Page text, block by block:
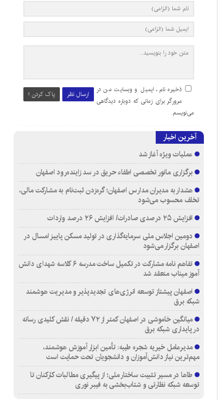
ارسال نظر پاک کردن !
ذخیره نام، ایمیل و وبسایت من در
مرورگر برای زمانی که دوباره دیدگاهی
می‌نویسم.
آخرین اخبار
عملیات ویژه آغاز شد
برگزاری مانور تخصصی اطفاء حریق در سد زاینده‌رود اصفهان
هشدار به مدیران مدارس اصفهان؛ گره‌زدن ثبت‌نام به مشارکت مالی،
تخلف محسوب می‌شود
افزایش ۲۵ درصدی صادرات/ افزایش ۲۶ درصد واردات
دومین اجلاس ملی سرمایه‌گذاری در تولید مسکن پاییز امسال در
اصفهان برگزار می‌شود
تفاهم نامه مشارکت در تکمیل ساخت مدرسه ۶ کلاسه شهدای دانش
آموز میناب منعقد شد
اصفهان پیشتاز توسعه انرژی‌های تجدیدپذیر و مدیریت هوشمند
شبکه برق
میانگین خاموشی در اصفهان کمتر از ۷۲ دقیقه / نقش کلیدی رسانه
در پایداری شبکه برق
مدیرعامل خیریه شجره طیبه: تأمین ابزار آموزش هوشمند،
مهم‌ترین نیاز دانش‌آموزان و دانشجویان تحت حمایت است
طاها در مسیر تثبیت ساختار ملی؛ از پیگیری مطالبات کارکنان تا
توسعه شبکه نظارتی و شتاب‌بخشی به فیبر نوری